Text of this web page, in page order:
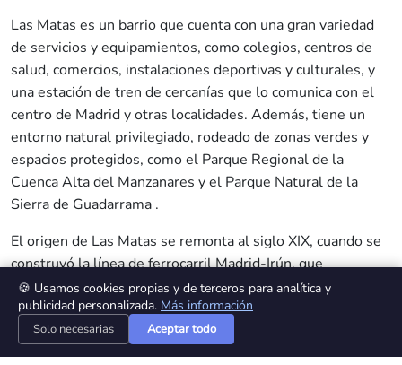
Las Matas es un barrio que cuenta con una gran variedad
de servicios y equipamientos, como colegios, centros de
salud, comercios, instalaciones deportivas y culturales, y
una estación de tren de cercanías que lo comunica con el
centro de Madrid y otras localidades. Además, tiene un
entorno natural privilegiado, rodeado de zonas verdes y
espacios protegidos, como el Parque Regional de la
Cuenca Alta del Manzanares y el Parque Natural de la
Sierra de Guadarrama .
El origen de Las Matas se remonta al siglo XIX, cuando se
construyó la línea de ferrocarril Madrid-Irún, que
atravesaba el territorio de Las Rozas. Alrededor de la
estación de Las Matas, que se inauguró en 1861, se fueron
asentando trabajadores del ferrocarril y otras personas
que buscaban una zona tranquila y agradable para vivir.
A.V.I.
¿Quieressaber el precio de venta 💰 de
tu viviendaen el mercado actual?
¿🔍Te ayudo a buscar tu hogar ideal en
Madrid?
También puedes preguntarme lo que quieras
sobre el mercado inmobiliario en Madrid.
👋 Hola, soy A.V.I., el asistente virtual de
Idilico Realty.
¿En qué puedo ayudarte hoy?
¿Quieres
saber el precio de venta 💰 de
tu viviendaen el mercado actual?
¿🔍Te ayudo a buscar tu hogar ideal en
Madrid?
También puedes preguntarme lo que quieras
🍪 Usamos cookies propias y de terceros para analítica y
publicidad personalizada. Más información
Solo necesarias Aceptar todo